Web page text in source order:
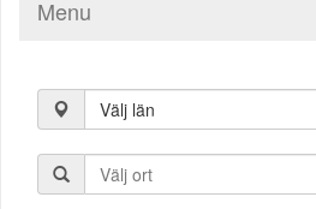
Menu
Välj län